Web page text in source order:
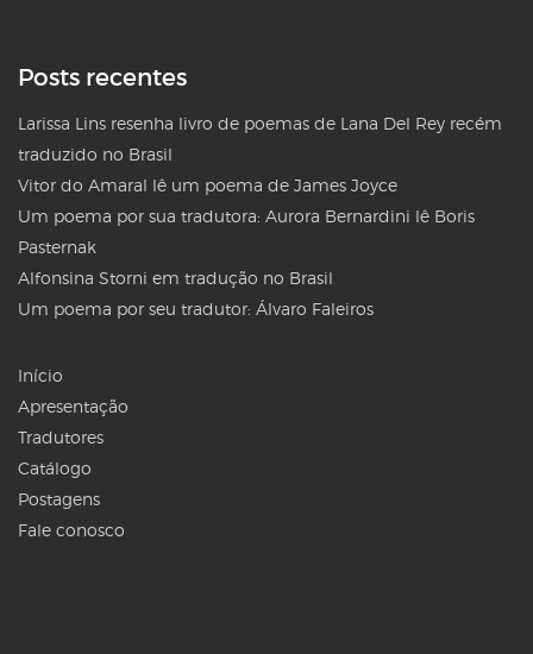
Posts recentes
Larissa Lins resenha livro de poemas de Lana Del Rey recém
traduzido no Brasil
Vitor do Amaral lê um poema de James Joyce
Um poema por sua tradutora: Aurora Bernardini lê Boris
Pasternak
Alfonsina Storni em tradução no Brasil
Um poema por seu tradutor: Álvaro Faleiros
Início
Apresentação
Tradutores
Catálogo
Postagens
Fale conosco